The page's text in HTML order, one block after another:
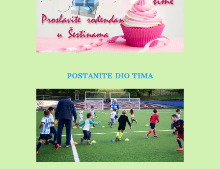
POSTANITE DIO TIMA